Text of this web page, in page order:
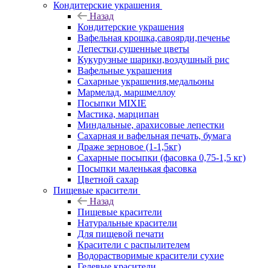
Кондитерские украшения
Назад
Кондитерские украшения
Вафельная крошка,савоярди,печенье
Лепестки,сушенные цветы
Кукурузные шарики,воздушный рис
Вафельные украшения
Сахарные украшения,медальоны
Мармелад, маршмеллоу
Посыпки MIXIE
Мастика, марципан
Миндальные, арахисовые лепестки
Сахарная и вафельная печать, бумага
Драже зерновое (1-1,5кг)
Сахарные посыпки (фасовка 0,75-1,5 кг)
Посыпки маленькая фасовка
Цветной сахар
Пищевые красители
Назад
Пищевые красители
Натуральные красители
Для пищевой печати
Красители с распылителем
Водорастворимые красители сухие